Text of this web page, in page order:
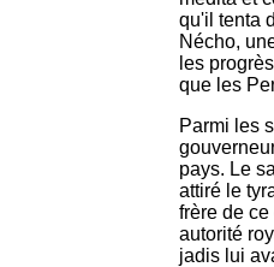
qu'il tenta
Nécho,
les
que les
Parmi les
pays. Le
attiré le
frère de
autorité
jadis lui